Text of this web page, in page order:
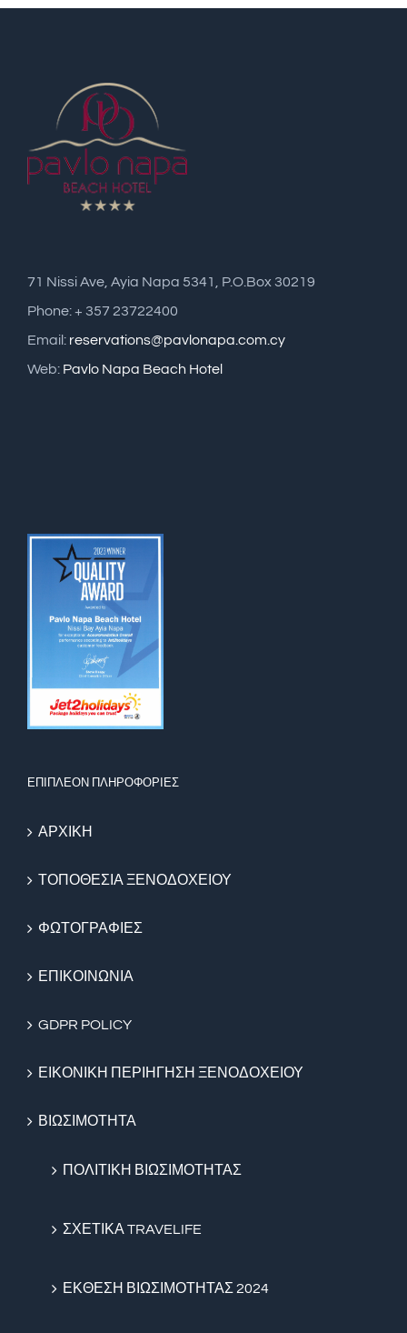
71 Nissi Ave, Ayia Napa 5341, P.O.Box 30219
Phone: + 357 23722400
Email: reservations@pavlonapa.com.cy
Web: Pavlo Napa Beach Hotel
ΕΠΙΠΛΕΟΝ ΠΛΗΡΟΦΟΡΙΕΣ
ΑΡΧΙΚΗ
ΤΟΠΟΘΕΣΙΑ ΞΕΝΟΔΟΧΕΙΟΥ
ΦΩΤΟΓΡΑΦΙΕΣ
ΕΠΙΚΟΙΝΩΝΙΑ
GDPR POLICY
ΕΙΚΟΝΙΚΗ ΠΕΡΙΗΓΗΣΗ ΞΕΝΟΔΟΧΕΙΟΥ
ΒΙΩΣΙΜΟΤΗΤΑ
ΠΟΛΙΤΙΚΗ ΒΙΩΣΙΜΟΤΗΤΑΣ
ΣΧΕΤΙΚΑ TRAVELIFE
ΕΚΘΕΣΗ ΒΙΩΣΙΜΟΤΗΤΑΣ 2024